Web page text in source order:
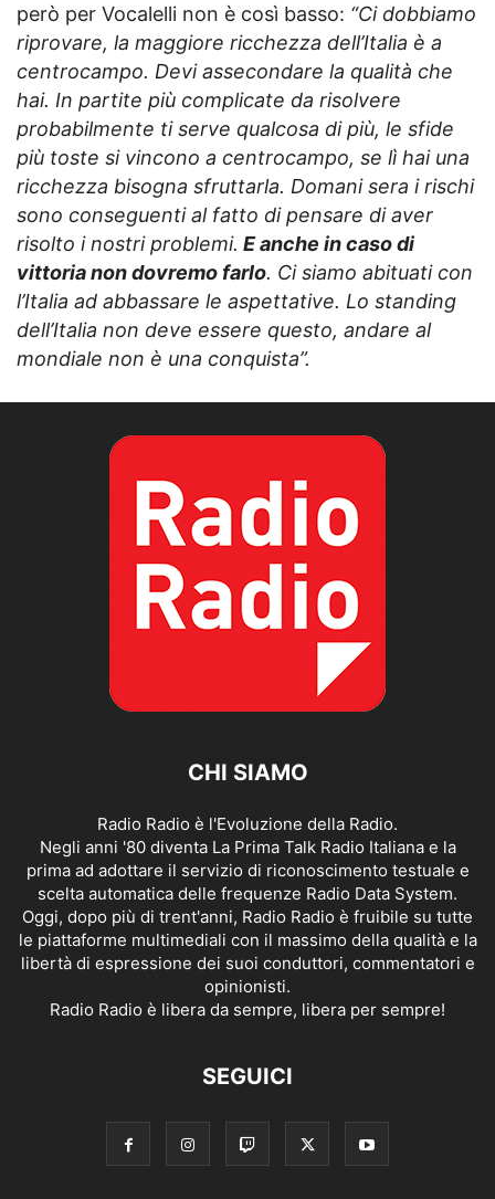
però per Vocalelli non è così basso: “Ci dobbiamo
riprovare, la maggiore ricchezza dell’Italia è a
centrocampo. Devi assecondare la qualità che
hai. In partite più complicate da risolvere
probabilmente ti serve qualcosa di più, le sfide
più toste si vincono a centrocampo, se lì hai una
ricchezza bisogna sfruttarla. Domani sera i rischi
sono conseguenti al fatto di pensare di aver
risolto i nostri problemi. E anche in caso di
vittoria non dovremo farlo. Ci siamo abituati con
l’Italia ad abbassare le aspettative. Lo standing
dell’Italia non deve essere questo, andare al
mondiale non è una conquista”.
CHI SIAMO
Radio Radio è l'Evoluzione della Radio.
Negli anni '80 diventa La Prima Talk Radio Italiana e la
prima ad adottare il servizio di riconoscimento testuale e
scelta automatica delle frequenze Radio Data System.
Oggi, dopo più di trent'anni, Radio Radio è fruibile su tutte
le piattaforme multimediali con il massimo della qualità e la
libertà di espressione dei suoi conduttori, commentatori e
opinionisti.
Radio Radio è libera da sempre, libera per sempre!
SEGUICI